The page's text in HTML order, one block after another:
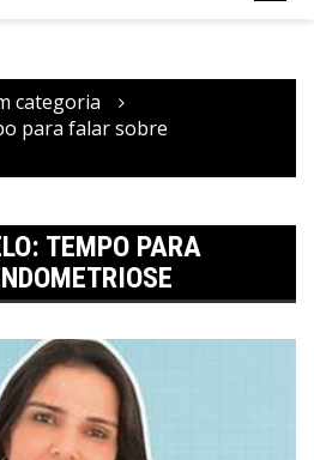
categoria
para falar sobre
TEMPO PARA